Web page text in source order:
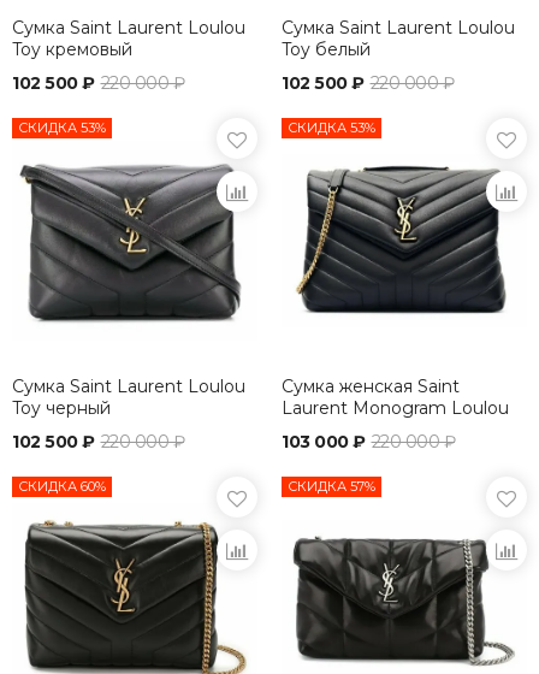
Сумка Saint Laurent Loulou
Toy кремовый
102 500 ₽ 220 000 ₽
Сумка Saint Laurent Loulou
Toy белый
102 500 ₽ 220 000 ₽
СКИДКА 53%
Сумка Saint Laurent Loulou
Toy черный
102 500 ₽ 220 000 ₽
СКИДКА 53%
Сумка женская Saint
Laurent Monogram Loulou
Large черный
103 000 ₽ 220 000 ₽
СКИДКА 60% СКИДКА 57%